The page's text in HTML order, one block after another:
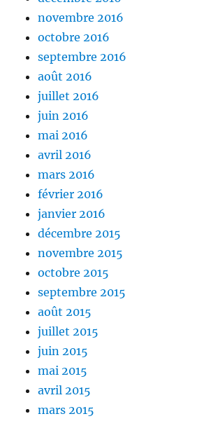
novembre 2016
octobre 2016
septembre 2016
août 2016
juillet 2016
juin 2016
mai 2016
avril 2016
mars 2016
février 2016
janvier 2016
décembre 2015
novembre 2015
octobre 2015
septembre 2015
août 2015
juillet 2015
juin 2015
mai 2015
avril 2015
mars 2015